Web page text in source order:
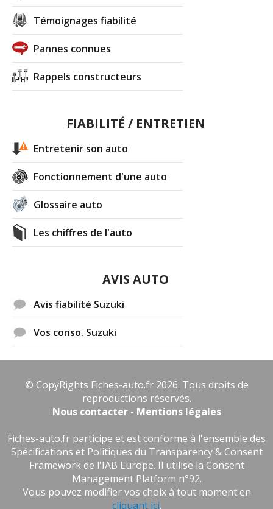
Témoignages fiabilité
Pannes connues
Rappels constructeurs
FIABILITÉ / ENTRETIEN
Entretenir son auto
Fonctionnement d'une auto
Glossaire auto
Les chiffres de l'auto
AVIS AUTO
Avis fiabilité Suzuki
Vos conso. Suzuki
© CopyRights Fiches-auto.fr 2026. Tous droits de
reproductions réservés.
Nous contacter - Mentions légales
Fiches-auto.fr participe et est conforme à l'ensemble des
Spécifications et Politiques du Transparency & Consent
Framework de l'IAB Europe. Il utilise la Consent
Management Platform n°92.
Vous pouvez modifier vos choix à tout moment en
cliquant ici.